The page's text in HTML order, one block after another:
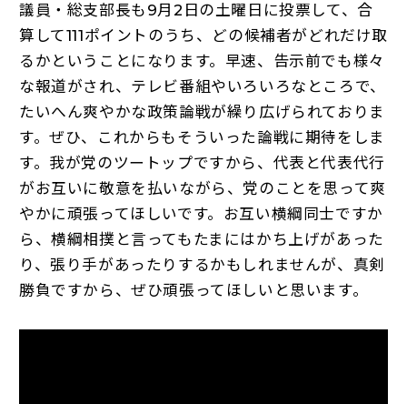
議員・総支部長も9月2日の土曜日に投票して、合
算して111ポイントのうち、どの候補者がどれだけ取
るかということになります。早速、告示前でも様々
な報道がされ、テレビ番組やいろいろなところで、
たいへん爽やかな政策論戦が繰り広げられておりま
す。ぜひ、これからもそういった論戦に期待をしま
す。我が党のツートップですから、代表と代表代行
がお互いに敬意を払いながら、党のことを思って爽
やかに頑張ってほしいです。お互い横綱同士ですか
ら、横綱相撲と言ってもたまにはかち上げがあった
り、張り手があったりするかもしれませんが、真剣
勝負ですから、ぜひ頑張ってほしいと思います。